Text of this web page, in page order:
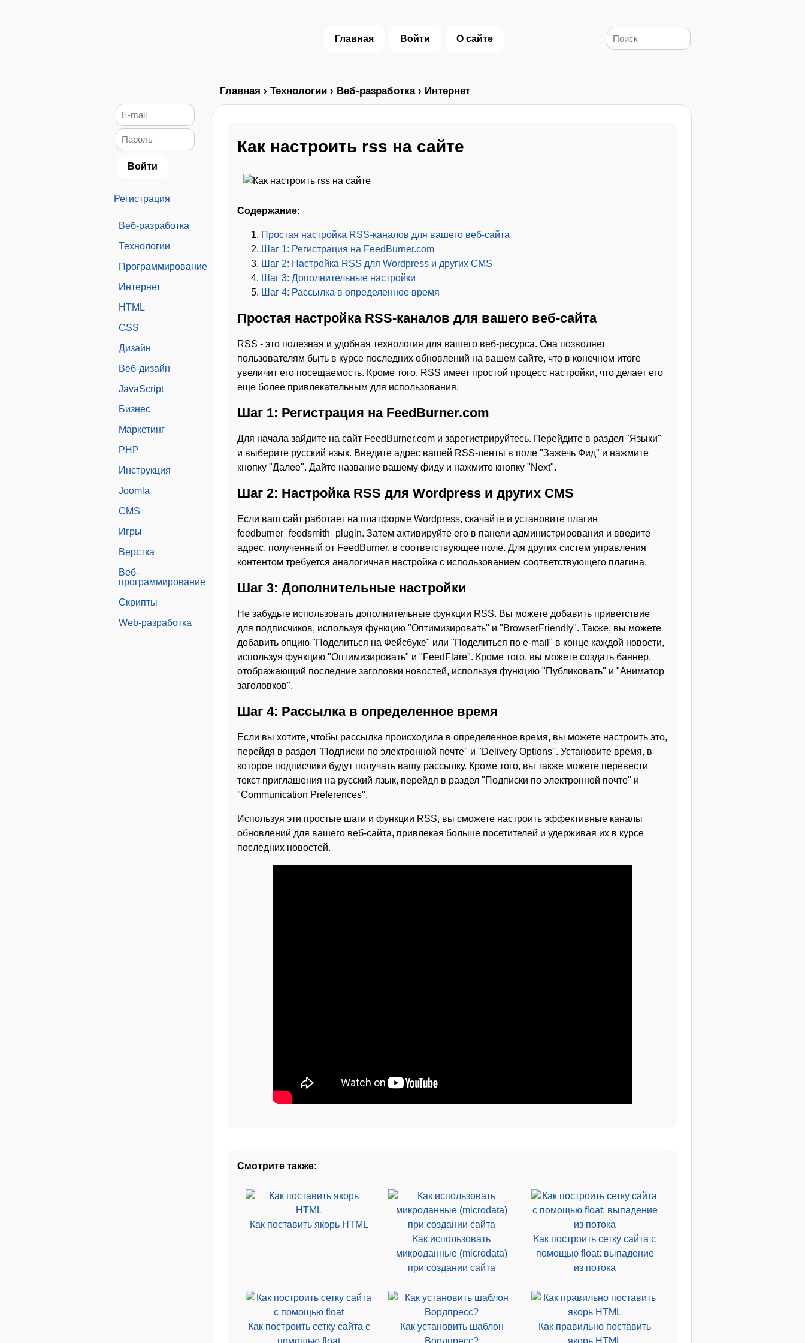
Главная Войти О сайте
Регистрация
Веб-разработка
Технологии
Программирование
Интернет
HTML
CSS
Дизайн
Веб-дизайн
JavaScript
Бизнес
Маркетинг
PHP
Инструкция
Joomla
CMS
Игры
Верстка
Веб-
программирование
Скрипты
Web-разработка
Главная › Технологии› Веб-разработка› Интернет
Как настроить rss на сайте
Содержание:
Простая настройка RSS-каналов для вашего веб-сайта
Шаг 1: Регистрация на FeedBurner.com
Шаг 2: Настройка RSS для Wordpress и других CMS
Шаг 3: Дополнительные настройки
Шаг 4: Рассылка в определенное время
Простая настройка RSS-каналов для вашего веб-сайта
RSS - это полезная и удобная технология для вашего веб-ресурса. Она позволяет
пользователям быть в курсе последних обновлений на вашем сайте, что в конечном итоге
увеличит его посещаемость. Кроме того, RSS имеет простой процесс настройки, что делает его
еще более привлекательным для использования.
Шаг 1: Регистрация на FeedBurner.com
Для начала зайдите на сайт FeedBurner.com и зарегистрируйтесь. Перейдите в раздел "Языки"
и выберите русский язык. Введите адрес вашей RSS-ленты в поле "Зажечь Фид" и нажмите
кнопку "Далее". Дайте название вашему фиду и нажмите кнопку "Next".
Шаг 2: Настройка RSS для Wordpress и других CMS
Если ваш сайт работает на платформе Wordpress, скачайте и установите плагин
feedburner_feedsmith_plugin. Затем активируйте его в панели администрирования и введите
адрес, полученный от FeedBurner, в соответствующее поле. Для других систем управления
контентом требуется аналогичная настройка с использованием соответствующего плагина.
Шаг 3: Дополнительные настройки
Не забудьте использовать дополнительные функции RSS. Вы можете добавить приветствие
для подписчиков, используя функцию "Оптимизировать" и "BrowserFriendly". Также, вы можете
добавить опцию "Поделиться на Фейсбуке" или "Поделиться по e-mail" в конце каждой новости,
используя функцию "Оптимизировать" и "FeedFlare". Кроме того, вы можете создать баннер,
отображающий последние заголовки новостей, используя функцию "Публиковать" и "Аниматор
заголовков".
Шаг 4: Рассылка в определенное время
Если вы хотите, чтобы рассылка происходила в определенное время, вы можете настроить это,
перейдя в раздел "Подписки по электронной почте" и "Delivery Options". Установите время, в
которое подписчики будут получать вашу рассылку. Кроме того, вы также можете перевести
текст приглашения на русский язык, перейдя в раздел "Подписки по электронной почте" и
"Communication Preferences".
Используя эти простые шаги и функции RSS, вы сможете настроить эффективные каналы
обновлений для вашего веб-сайта, привлекая больше посетителей и удерживая их в курсе
последних новостей.
Смотрите также:
Как поставить якорь HTML
Как использовать
микроданные (microdata)
при создании сайта
Как построить сетку сайта с
помощью float: выпадение
из потока
Как построить сетку сайта с
помощью float
Как установить шаблон
Вордпресс?
Как правильно поставить
якорь HTML